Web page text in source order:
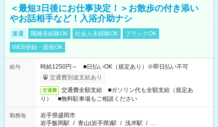
＜最短3日後にお仕事決定！＞お散歩の付き添い
やお話相手など！入浴介助ナシ
派遣 職種未経験OK 社会人未経験OK
ブランクOK
WEB登録・面接OK
給与
時給1250円～ ■日払いOK（規定あり）※即日払い不可
交通費別途支給あり
交通費
交通費全額支給 ■ガソリン代も全額支給（規定あ
り） ■無料駐車場もご相談ください
勤務地
岩手県盛岡市
岩手飯岡駅 / 青山(岩手県)駅 / 浅岸駅 / …